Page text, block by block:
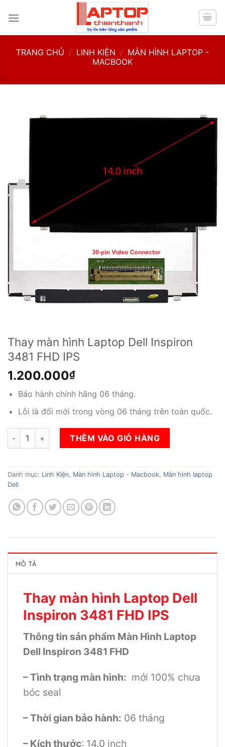
TRANG CHỦ / LINH KIỆN / MÀN HÌNH LAPTOP -
MACBOOK
Thay màn hình Laptop Dell Inspiron
3481 FHD IPS
1.200.000₫
Bảo hành chính hãng 06 tháng.
Lỗi là đổi mới trong vòng 06 tháng trên toàn quốc.
Thay màn hình Laptop Dell Inspiron 3481 FHD IPS số lượng
THÊM VÀO GIỎ HÀNG
Danh mục: Linh Kiện, Màn hình Laptop - Macbook, Màn hình laptop
Dell
MÔ TẢ
Thay màn hình Laptop Dell
Inspiron 3481 FHD IPS
Thông tin sản phẩm Màn Hình Laptop
Dell Inspiron 3481 FHD
– Tình trạng màn hình: mới 100% chưa
bóc seal
– Thời gian bảo hành: 06 tháng
– Kích thước: 14.0 inch